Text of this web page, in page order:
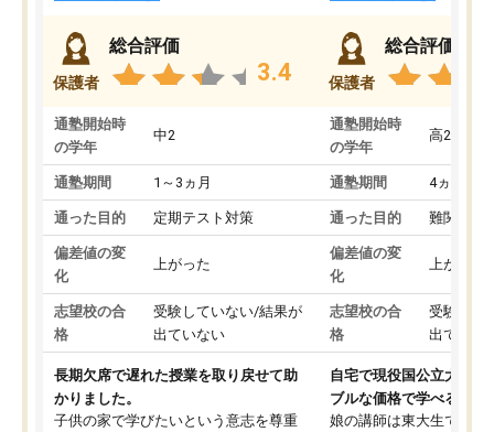
保護者
総合評価
3.4
通塾開始時
の学年
中2
通塾期間 1～3ヵ月
通った目的 定期テスト対策
偏差値の変
化
上がった
志望校の合
格
受験していない/結果が
出ていない
長期欠席で遅れた授業を取り戻せて助
かりました。
子供の家で学びたいという意志を尊重
保護者
総合評価
通塾開始時
の学年
高2
通塾期間 4ヵ月～1
通った目的 難関私立
偏差値の変
化
上がった
志望校の合
格
受験して
出ていな
自宅で現役国公立大学生
ブルな価格で学べる
娘の講師は東大生では無